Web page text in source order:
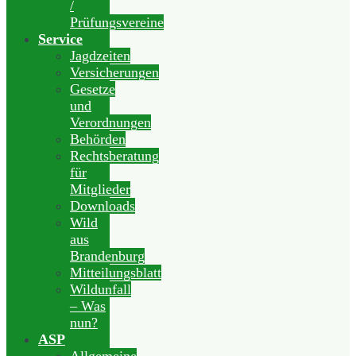
/
Prüfungsvereine
Service
Jagdzeiten
Versicherungen
Gesetze
und
Verordnungen
Behörden
Rechtsberatung
für
Mitglieder
Downloads
Wild
aus
Brandenburg
Mitteilungsblatt
Wildunfall
– Was
nun?
ASP